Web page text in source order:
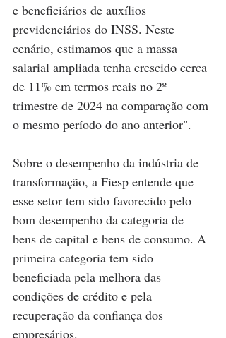
e beneficiários de auxílios
previdenciários do INSS. Neste
cenário, estimamos que a massa
salarial ampliada tenha crescido cerca
de 11% em termos reais no 2º
trimestre de 2024 na comparação com
o mesmo período do ano anterior".
Sobre o desempenho da indústria de
transformação, a Fiesp entende que
esse setor tem sido favorecido pelo
bom desempenho da categoria de
bens de capital e bens de consumo. A
primeira categoria tem sido
beneficiada pela melhora das
condições de crédito e pela
recuperação da confiança dos
empresários.